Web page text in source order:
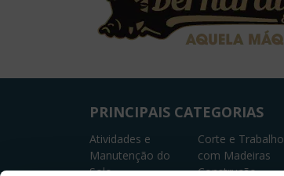
PRINCIPAIS CATEGORIAS
Atividades e
Manutenção do
Solo
Corte e Trabalho
com Madeiras
Construção